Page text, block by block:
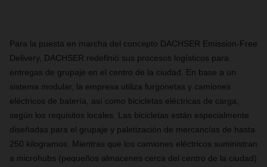
Para la puesta en marcha del concepto DACHSER Emission-Free
Delivery, DACHSER redefinió sus procesos logísticos para
entregas de grupaje en el centro de la ciudad. En base a un
sistema modular, la empresa utiliza furgonetas y camiones
eléctricos de batería, así como bicicletas eléctricas de carga,
según los requisitos locales. Las bicicletas están especialmente
diseñadas para el grupaje y paletización de mercancías de hasta
250 kilogramos. Mientras que los camiones eléctricos suministran
a microhubs (pequeños almacenes cerca del centro de la ciudad)